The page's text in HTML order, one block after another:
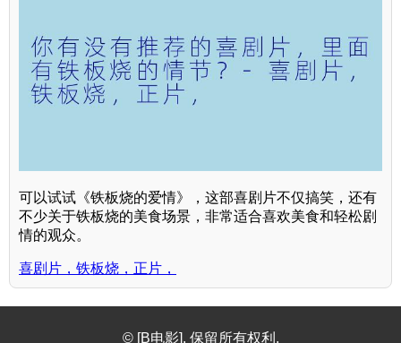
可以试试《铁板烧的爱情》，这部喜剧片不仅搞笑，还有
不少关于铁板烧的美食场景，非常适合喜欢美食和轻松剧
情的观众。
喜剧片，铁板烧，正片，
© [B电影]. 保留所有权利.